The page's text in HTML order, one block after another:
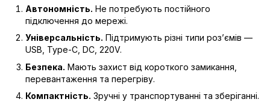
Автономність. Не потребують постійного
підключення до мережі.
Універсальність. Підтримують різні типи роз’ємів —
USB, Type-C, DC, 220V.
Безпека. Мають захист від короткого замикання,
перевантаження та перегріву.
Компактність. Зручні у транспортуванні та зберіганні.